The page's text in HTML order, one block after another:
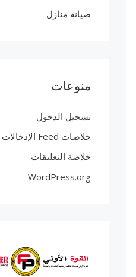
صيانة منازل
منوعات
تسجيل الدخول
خلاصات Feed الإدخالات
خلاصة التعليقات
WordPress.org